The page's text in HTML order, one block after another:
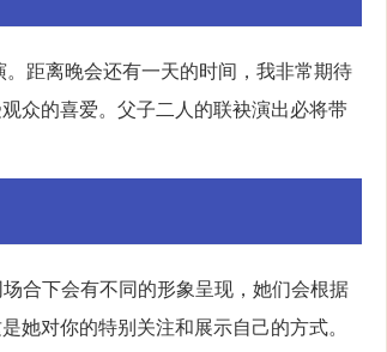
距离晚会还有一天的时间，我非常期待
众的喜爱。父子二人的联袂演出必将带
合下会有不同的形象呈现，她们会根据
她对你的特别关注和展示自己的方式。